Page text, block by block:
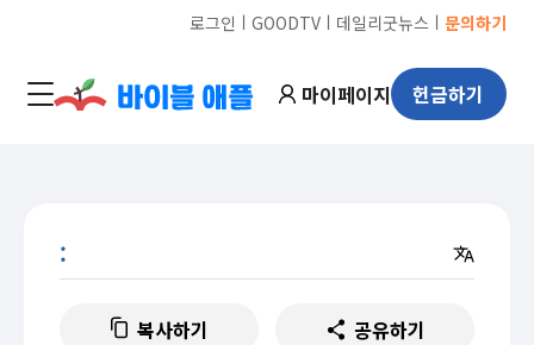
로그인 ㅣ GOODTVㅣ 데일리굿뉴스 ㅣ 문의하기
마이페이지 헌금하기
:
복사하기 공유하기